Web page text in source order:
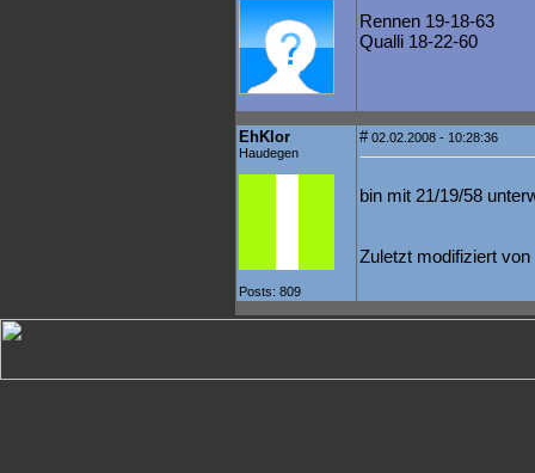
Rennen 19-18-63
Qualli 18-22-60
EhKlor
Haudegen
Posts: 809
#02.02.2008 - 10:28:36
bin mit 21/19/58
Zuletzt modifiziert